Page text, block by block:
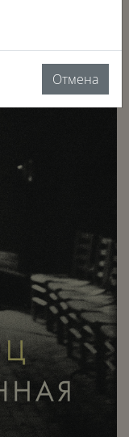
Отмена